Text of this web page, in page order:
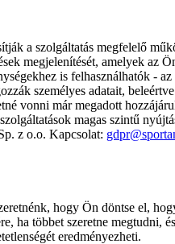
a szolgáltatás megfelelő
megjelenítését, amelyek az
is felhasználhatók -
személyes adatait, beleértve
vonni már megadott
magas szintű
z o.o. Kapcsolat:
hogy Ön döntse el,
ha többet szeretne megtudni,
eredményezheti.